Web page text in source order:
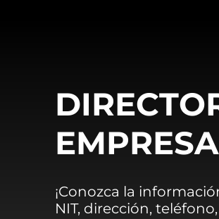
¡Conozca la
NIT, dirección,